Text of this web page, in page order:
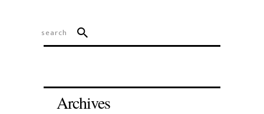
Archives